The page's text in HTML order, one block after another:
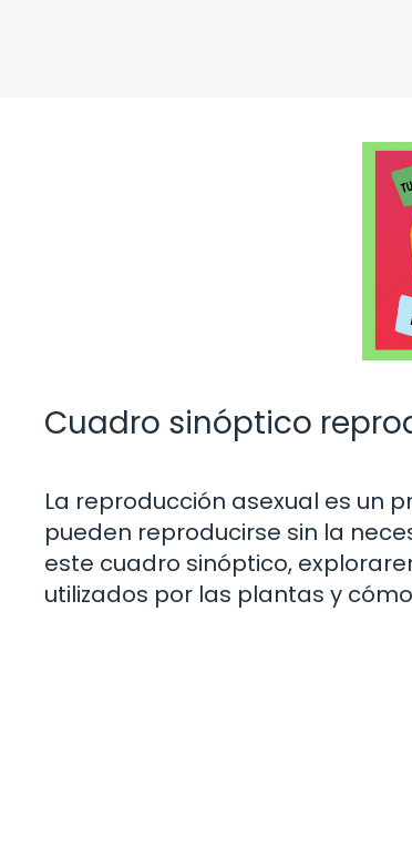
Cuadro sinóptico
La reproducción asexual es un
pueden reproducirse sin la
este cuadro sinóptico,
utilizados por las plantas y